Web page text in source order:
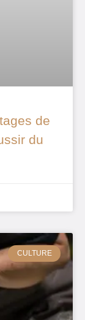
de
du
CULTURE